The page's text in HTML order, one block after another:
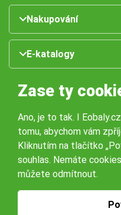
Nakupování
E-katalogy
Naše pobočky:
Obchodní podmínky
Zase ty
Ano, je to tak. I
tomu, abychom vám
Kliknutím na tlačítko
souhlas. Nemáte
můžete odmítnout.